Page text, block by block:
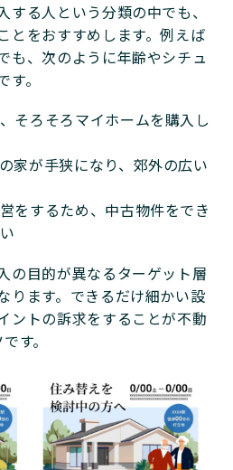
する人という分類の中でも、
とをおすすめします。例えば
も、次のように年齢やシチュ
。
そろそろマイホームを購入し
家が手狭になり、郊外の広い
をするため、中古物件をでき
の目的が異なるターゲット層
ります。できるだけ細かい設
ントの訴求をすることが不動
す。